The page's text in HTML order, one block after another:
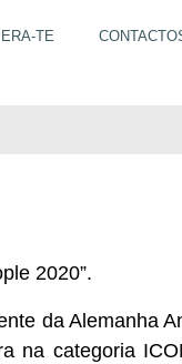
TE para
2020”.
da Alemanha
na categoria